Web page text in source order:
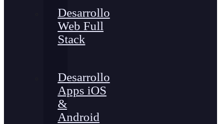
Desarrollo
Web Full
Stack
Desarrollo
Apps iOS
&
Android